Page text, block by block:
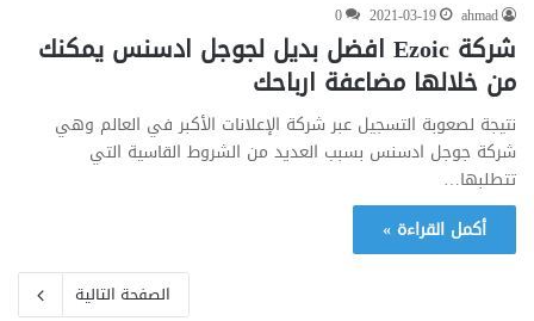
ahmad
2021-03-19
0
شركة Ezoic افضل بديل لجوجل ادسنس يمكنك
من خلالها مضاعفة ارباحك
نتيجة لصعوبة التسجيل عبر شركة الإعلانات الأكبر في العالم وهي
شركة جوجل ادسنس بسبب العديد من الشروط القاسية التي
تتطلبها…
أكمل القراءة »
الصفحة التالية